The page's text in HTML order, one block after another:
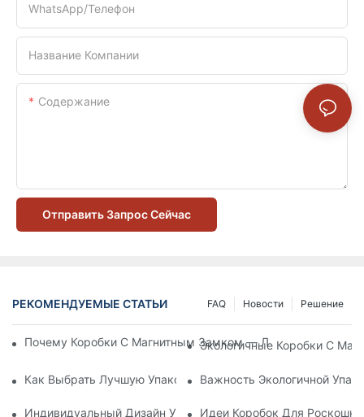
WhatsApp/телефон
Название Компании
Содержание
Отправить Запрос Сейчас
РЕКОМЕНДУЕМЫЕ СТАТЬИ Решение
Новости
FAQ
Почему Коробки С Магнитным Замком — Лучший Выбор
Экологичные Коробки С
Как Выбрать Лучшую Упаковку Для Средств По Уходу За
Важность Экологичной
Индивидуальный Дизайн Упаковки Для Средств По
Идеи Коробок Для